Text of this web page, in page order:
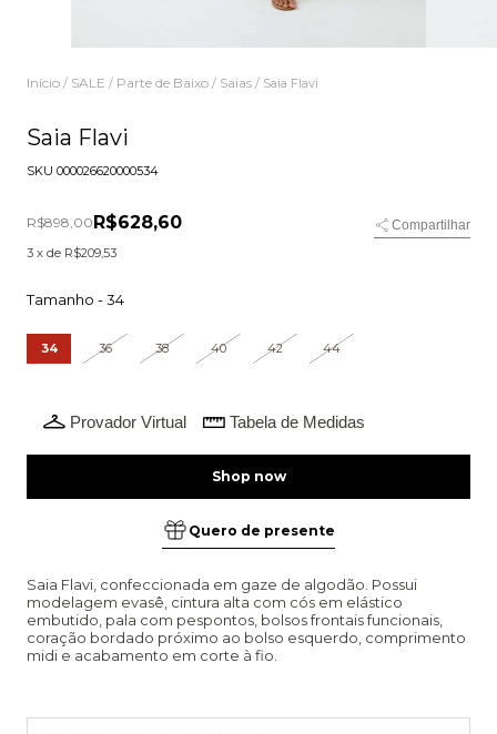
Início / SALE / Parte de Baixo / Saias / Saia Flavi
Saia Flavi
SKU 000026620000534
R$898,00 R$628,60
Compartilhar
3 x de R$209,53
Tamanho -34
34 36 38 40 42 44
Provador Virtual Tabela de Medidas
Quero de presente
Saia Flavi, confeccionada em gaze de algodão. Possui
modelagem evasê, cintura alta com cós em elástico
embutido, pala com pespontos, bolsos frontais funcionais,
coração bordado próximo ao bolso esquerdo, comprimento
midi e acabamento em corte à fio.